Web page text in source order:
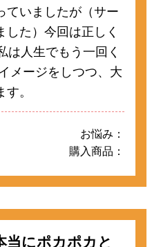
ていましたが（サー
た）今回は正しく
は人生でもう一回く
メージをしつつ、大
。
お悩み：
購入商品：
当にポカポカと